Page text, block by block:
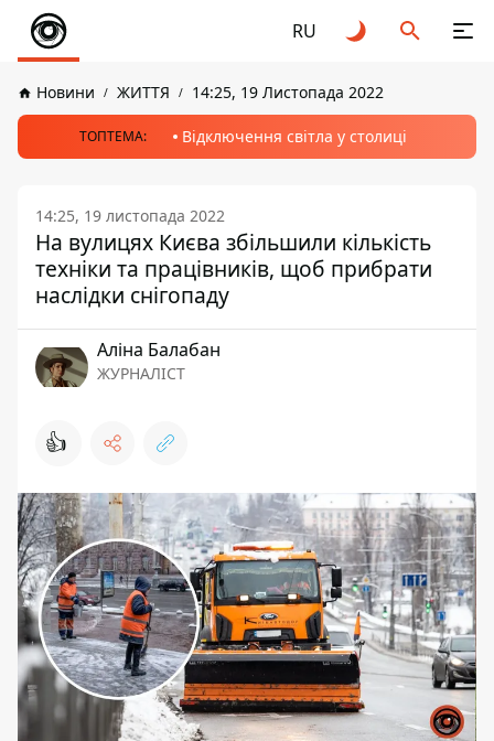
RU
Новини ЖИТТЯ 14:25, 19 Листопада 2022
ТОПТЕМА: Відключення світла у столиці
14:25, 19 листопада 2022
На вулицях Києва збільшили кількість
техніки та працівників, щоб прибрати
наслідки снігопаду
Аліна Балабан
ЖУРНАЛІСТ
👍